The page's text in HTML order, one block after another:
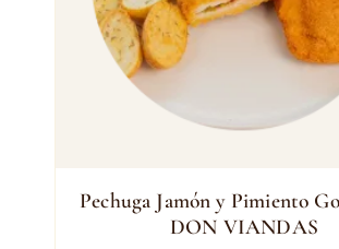
Pechuga Jamón y Pimiento
DON VIANDAS